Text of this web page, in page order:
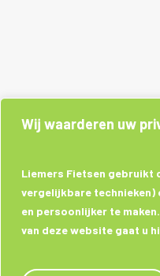
Wij waarderen uw
Liemers Fietsen gebruikt
vergelijkbare technieken)
en persoonlijker te
van deze website gaat u